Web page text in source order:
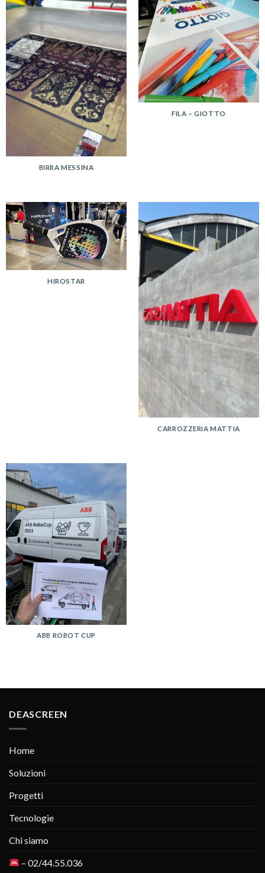
BIRRA MESSINA
FILA – GIOTTO
HIROSTAR
CARROZZERIA MATTIA
ABB ROBOT CUP
DEASCREEN
Home
Soluzioni
Progetti
Tecnologie
Chi siamo
– 02/44.55.036